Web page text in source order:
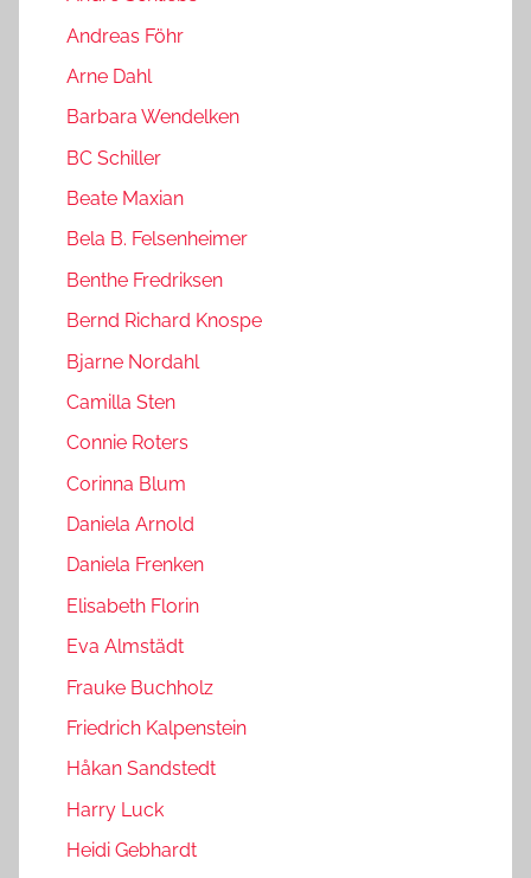
Andreas Föhr
Arne Dahl
Barbara Wendelken
BC Schiller
Beate Maxian
Bela B. Felsenheimer
Benthe Fredriksen
Bernd Richard Knospe
Bjarne Nordahl
Camilla Sten
Connie Roters
Corinna Blum
Daniela Arnold
Daniela Frenken
Elisabeth Florin
Eva Almstädt
Frauke Buchholz
Friedrich Kalpenstein
Håkan Sandstedt
Harry Luck
Heidi Gebhardt